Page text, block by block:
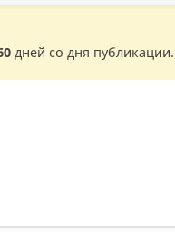
дней со дня публикации.